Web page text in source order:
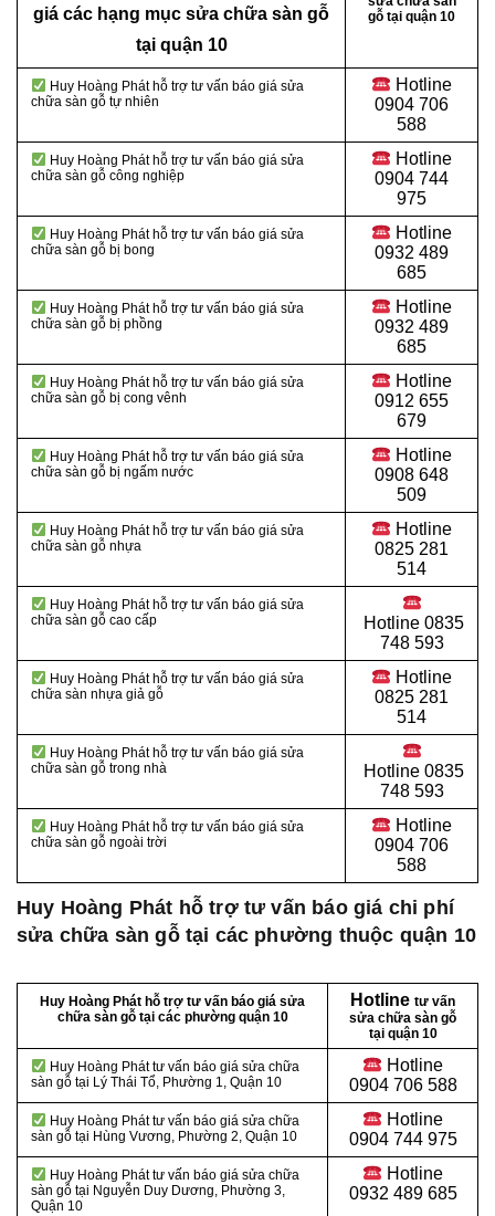
giá các hạng mục sửa chữa sàn gỗ
tại quận 10
gỗ tại quận 10
Huy Hoàng Phát hỗ trợ tư vấn báo giá sửa
chữa sàn gỗ tự nhiên
Hotline
0904 706
588
Huy Hoàng Phát hỗ trợ tư vấn báo giá sửa
chữa sàn gỗ công nghiệp
Hotline
0904 744
975
Huy Hoàng Phát hỗ trợ tư vấn báo giá sửa
chữa sàn gỗ bị bong
Hotline
0932 489
685
Huy Hoàng Phát hỗ trợ tư vấn báo giá sửa
chữa sàn gỗ bị phồng
Hotline
0932 489
685
Huy Hoàng Phát hỗ trợ tư vấn báo giá sửa
chữa sàn gỗ bị cong vênh
Hotline
0912 655
679
Huy Hoàng Phát hỗ trợ tư vấn báo giá sửa
chữa sàn gỗ bị ngấm nước
Hotline
0908 648
509
Huy Hoàng Phát hỗ trợ tư vấn báo giá sửa
chữa sàn gỗ nhựa
Hotline
0825 281
514
Huy Hoàng Phát hỗ trợ tư vấn báo giá sửa
chữa sàn gỗ cao cấp
Hotline 0835
748 593
Huy Hoàng Phát hỗ trợ tư vấn báo giá sửa
chữa sàn nhựa giả gỗ
Hotline
0825 281
514
Huy Hoàng Phát hỗ trợ tư vấn báo giá sửa
chữa sàn gỗ trong nhà
Hotline 0835
748 593
Huy Hoàng Phát hỗ trợ tư vấn báo giá sửa
chữa sàn gỗ ngoài trời
Hotline
0904 706
588
Huy Hoàng Phát hỗ trợ tư vấn báo giá chi phí
sửa chữa sàn gỗ tại các phường thuộc quận 10
Huy Hoàng Phát hỗ trợ tư vấn báo giá sửa
chữa sàn gỗ tại các phường quận 10
Hotline tư vấn
sửa chữa sàn gỗ
tại quận 10
Huy Hoàng Phát tư vấn báo giá sửa chữa
sàn gỗ tại Lý Thái Tổ, Phường 1, Quận 10
Hotline
0904 706 588
Huy Hoàng Phát tư vấn báo giá sửa chữa
sàn gỗ tại Hùng Vương, Phường 2, Quận 10
Hotline
0904 744 975
Huy Hoàng Phát tư vấn báo giá sửa chữa
sàn gỗ tại Nguyễn Duy Dương, Phường 3,
Quận 10
Hotline
0932 489 685